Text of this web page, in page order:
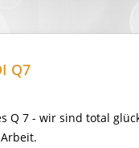
Q7
Q 7 - wir sind total